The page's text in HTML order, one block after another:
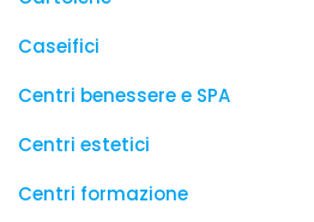
Caseifici
Centri benessere e SPA
Centri estetici
Centri formazione